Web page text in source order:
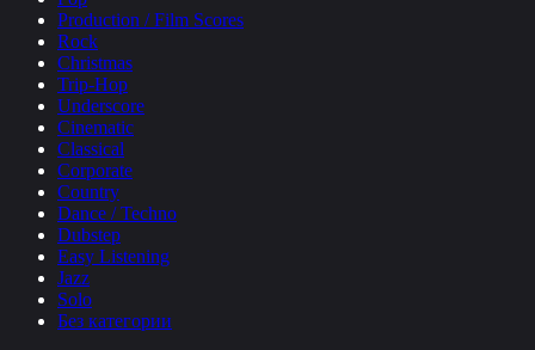
Production / Film Scores
Rock
Christmas
Trip-Hop
Underscore
Cinematic
Classical
Corporate
Country
Dance / Techno
Dubstep
Easy Listening
Jazz
Solo
Без категории